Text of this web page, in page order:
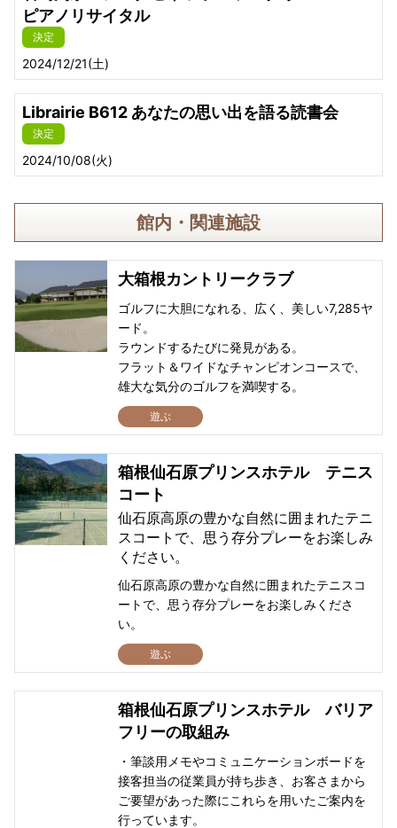
ピアノリサイタル
決定
2024/12/21(土)
Librairie B612 あなたの思い出を語る読書会
決定
2024/10/08(火)
館内・関連施設
大箱根カントリークラブ
ゴルフに大胆になれる、広く、美しい7,285ヤ
ード。
ラウンドするたびに発見がある。
フラット＆ワイドなチャンピオンコースで、
雄大な気分のゴルフを満喫する。
遊ぶ
箱根仙石原プリンスホテル テニス
コート
仙石原高原の豊かな自然に囲まれたテニ
スコートで、思う存分プレーをお楽しみ
ください。
仙石原高原の豊かな自然に囲まれたテニスコ
ートで、思う存分プレーをお楽しみくださ
い。
遊ぶ
箱根仙石原プリンスホテル バリア
フリーの取組み
・筆談用メモやコミュニケーションボードを
接客担当の従業員が持ち歩き、お客さまから
ご要望があった際にこれらを用いたご案内を
行っています。